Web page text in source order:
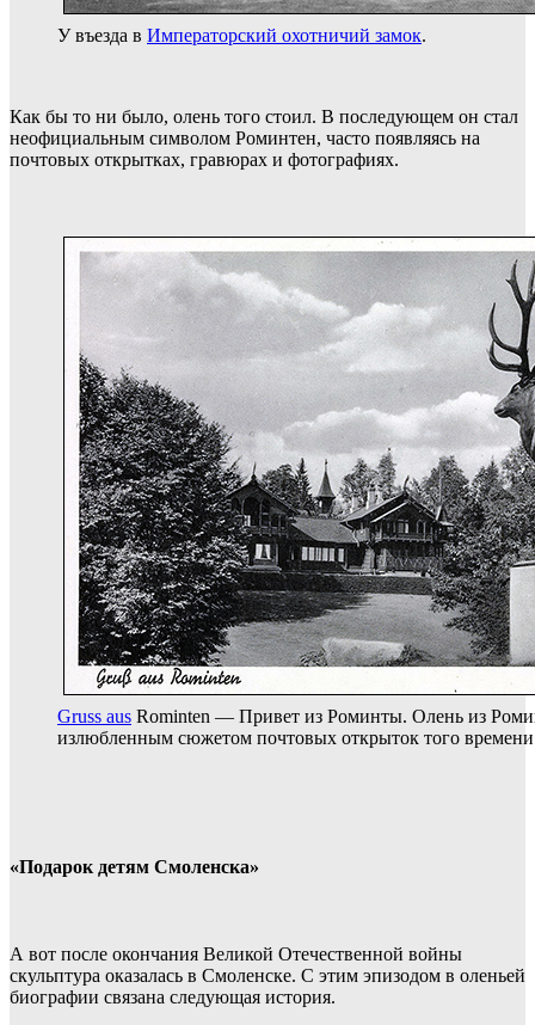
У въезда в Императорский охотничий замок.
Как бы то ни было, олень того стоил. В последующем он стал
неофициальным символом Роминтен, часто появляясь на
почтовых открытках, гравюрах и фотографиях.
Gruss aus Rominten — Привет из Роминты. Олень из
излюбленным сюжетом почтовых открыток того
«Подарок детям Смоленска»
А вот после окончания Великой Отечественной войны
скульптура оказалась в Смоленске. С этим эпизодом в оленьей
биографии связана следующая история.